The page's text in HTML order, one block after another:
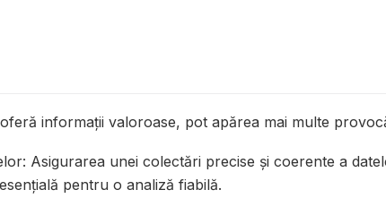
informații valoroase, pot apărea mai multe
Asigurarea unei colectări precise și coerente a
pentru o analiză fiabilă.